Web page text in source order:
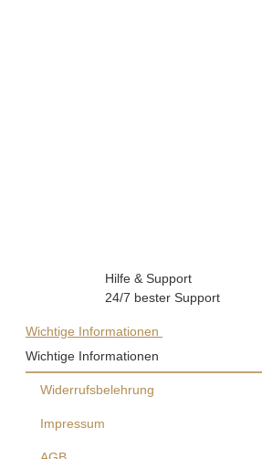
Hilfe & Support
24/7 bester Support
Wichtige Informationen
Wichtige Informationen
Widerrufsbelehrung
Impressum